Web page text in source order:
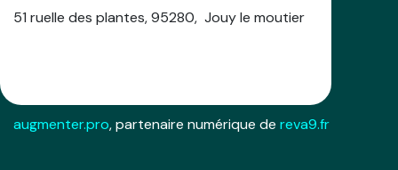
51 ruelle des plantes, 95280, Jouy le moutier
augmenter.pro, partenaire numérique de reva9.fr